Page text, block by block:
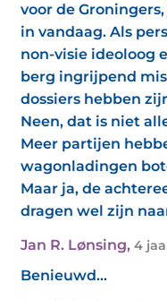
voor de
in vandaag. Als
non-visie ideoloog
berg ingrijpend
dossiers hebben
Neen, dat is niet
Meer partijen
wagonladingen
Maar ja, de
dragen wel zijn
Jan R. Lønsing, 4
Benieuwd...